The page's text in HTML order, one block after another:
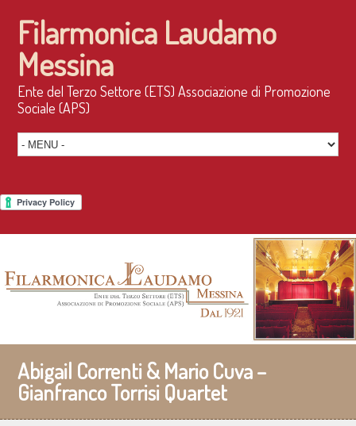
Filarmonica Laudamo
Messina
Ente del Terzo Settore (ETS) Associazione di Promozione
Sociale (APS)
Abigail Correnti & Mario Cuva –
Gianfranco Torrisi Quartet